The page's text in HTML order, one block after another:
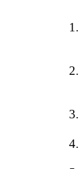
1.
2.
3.
4.